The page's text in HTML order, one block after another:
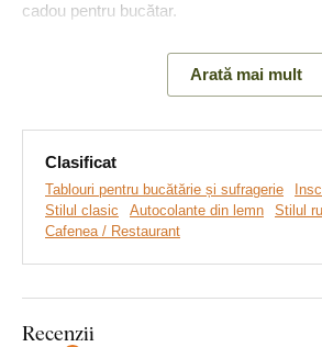
cadou pentru bucătar.
Principalele avantaje ale
Se potrivește perfect în bucătărie
Montare simplă pe perete
Material din lemn de 3 mm
Arată mai mult
Clasificat
Tablouri pentru bucătărie și sufragerie
Stilul clasic
Autocolante din lemn
Stilul
Cafenea / Restaurant
Recenzii